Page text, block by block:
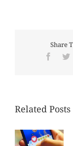
Share
Related Posts